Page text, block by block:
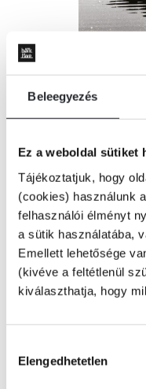
Beleegyezés
Ez a weboldal sütiket
Tájékoztatjuk, hogy
(cookies) használunk
felhasználói élményt
a sütik használatába,
Emellett lehetősége
(kivéve a feltétlenül
kiválaszthatja, hogy
kiválasztása
Elengedhetetlen